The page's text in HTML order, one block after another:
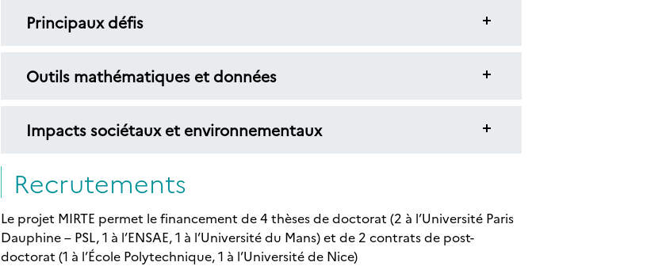
Principaux défis
Outils mathématiques et données
Impacts sociétaux et environnementaux
Recrutements
Le projet MIRTE permet le financement de 4 thèses de doctorat (2 à l’Université Paris
Dauphine – PSL, 1 à l’ENSAE, 1 à l’Université du Mans) et de 2 contrats de post-
doctorat (1 à l’École Polytechnique, 1 à l’Université de Nice)